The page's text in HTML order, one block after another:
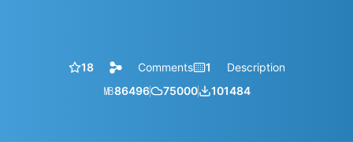
Description
1
Comments
18
101484
75000
86496
㎆︎